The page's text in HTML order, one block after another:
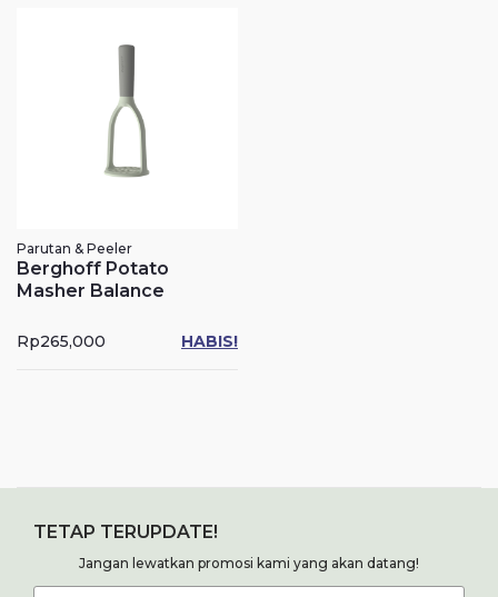
Parutan & Peeler
Berghoff Potato
Masher Balance
Rp265,000 HABIS!
TETAP TERUPDATE!
Jangan lewatkan promosi kami yang akan datang!